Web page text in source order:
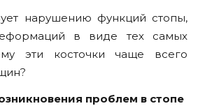
нарушению функций стопы,
в виде тех самых
эти косточки чаще всего
проблем в стопе